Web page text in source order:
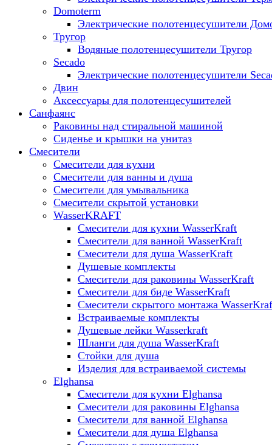
Domoterm
Электрические полотенцесушители
Тругор
Водяные полотенцесушители Тругор
Secado
Электрические полотенцесушители
Двин
Аксессуары для полотенцесушителей
Санфаянс
Раковины над стиральной машиной
Сиденье и крышки на унитаз
Смесители
Смесители для кухни
Смесители для ванны и душа
Смесители для умывальника
Смесители скрытой установки
WasserKRAFT
Смесители для кухни WasserKraft
Смесители для ванной WasserKraft
Смесители для душа WasserKraft
Душевые комплекты
Смесители для раковины WasserKraft
Смесители для биде WasserKraft
Смесители скрытого монтажа
Встраиваемые комплекты
Душевые лейки Wasserkraft
Шланги для душа WasserKraft
Стойки для душа
Изделия для встраиваемой системы
Elghansa
Смесители для кухни Elghansa
Смесители для раковины Elghansa
Смесители для ванной Elghansa
Смесители для душа Elghansa